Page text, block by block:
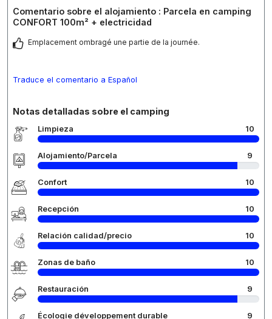
Comentario sobre el alojamiento : Parcela en camping
CONFORT 100m² + electricidad
Emplacement ombragé une partie de la journée.
Traduce el comentario a Español
Notas detalladas sobre el camping
Limpieza 10
Alojamiento/Parcela 9
Confort 10
Recepción 10
Relación calidad/precio 10
Zonas de baño 10
Restauración 9
Écologie développement durable 9